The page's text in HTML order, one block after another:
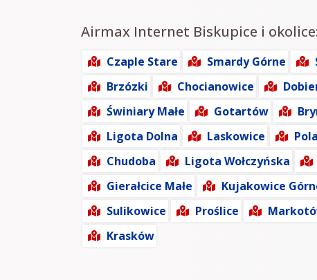
Airmax Internet Biskupice i
Czaple Stare Smardy Górne
Brzózki
Chocianowice
Świniary Małe
Gotartów
Ligota Dolna
Laskowice
Chudoba
Ligota Wołczyńska
Gierałcice Małe
Kujakowice
Sulikowice
Proślice
Krasków